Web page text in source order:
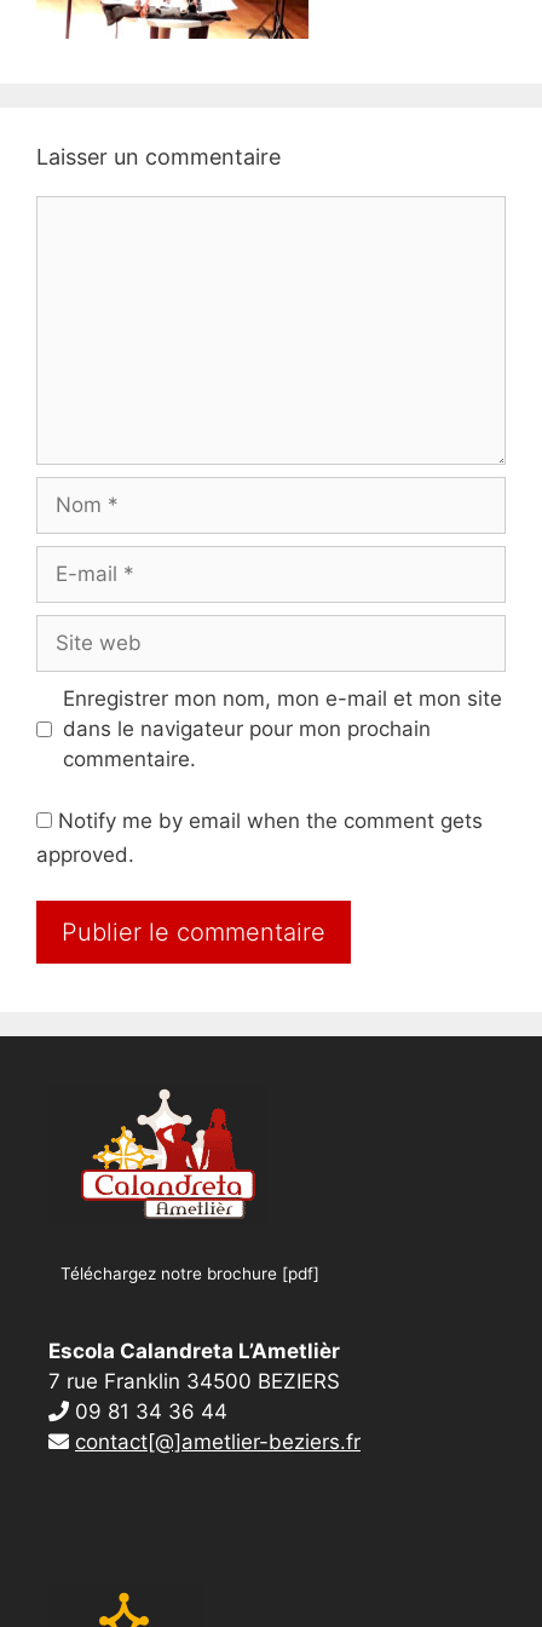
Laisser un commentaire
Nom
Site
web
Enregistrer mon nom, mon e-mail et mon site
dans le navigateur pour mon prochain
commentaire.
Notify me by email when the comment gets
approved.
Téléchargez notre brochure [pdf]
Escola Calandreta L’Ametlièr
7 rue Franklin 34500 BEZIERS
09 81 34 36 44
contact[@]ametlier-beziers.fr